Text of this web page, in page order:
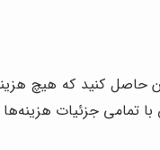
کنید که هیچ
جزئیات هزینه‌ها